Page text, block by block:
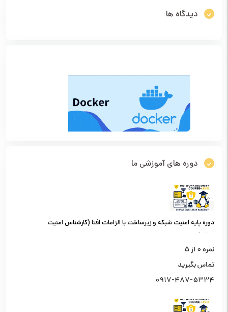
دیدگاه ها
دوره های آموزشی ما
دوره پایه امنیت شبکه و زیرساخت با الزامات افتا (کارشناس امنیت
شبکه)
نمره0 از 5
تماس بگیرید
0917-487-5334